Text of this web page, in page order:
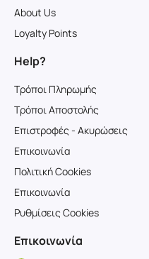
About Us
Loyalty Points
Help?
Τρόποι Πληρωμής
Τρόποι Αποστολής
Επιστροφές - Ακυρώσεις
Επικοινωνία
Πολιτική Cookies
Επικοινωνία
Ρυθμίσεις Cookies
Επικοινωνία